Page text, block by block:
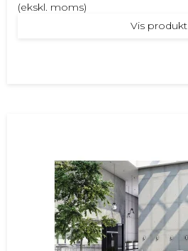
(ekskl. moms)
Vis produkt